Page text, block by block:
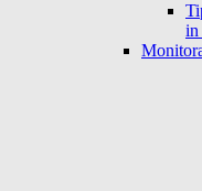
in